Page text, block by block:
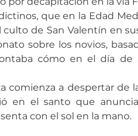
que en la Edad
de San Valentín en
sobre los novios,
cómo en el día de
comienza a despertar de
en el santo que
con el sol en la mano.